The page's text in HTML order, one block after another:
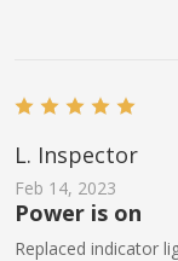
L. Inspector
Feb 14, 2023
Power is on
Replaced indicator